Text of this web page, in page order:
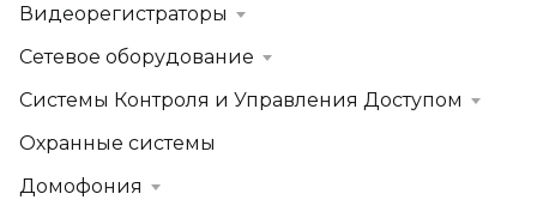
Видеорегистраторы
Сетевое оборудование
Системы Контроля и Управления Доступом
Охранные системы
Домофония